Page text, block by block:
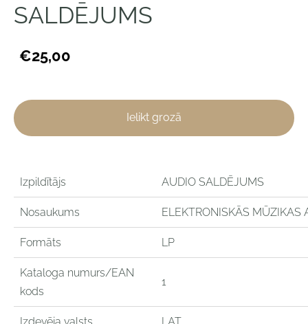
SALDĒJUMS
€25,00
Ielikt grozā
Izpildītājs AUDIO SALDĒJUMS
Nosaukums ELEKTRONISKĀS MŪZIKAS
Formāts LP
Kataloga numurs/EAN
kods
1